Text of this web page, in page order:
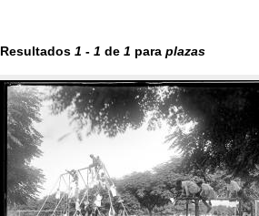
Resultados 1 - 1 de 1 para plazas